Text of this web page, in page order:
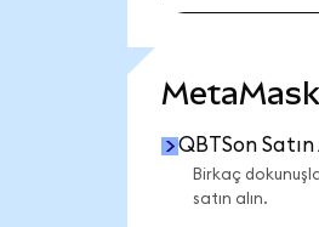
QBTSon Satın
Birkaç
satın alın.